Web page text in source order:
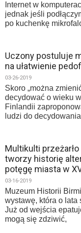
Internet w
jednak jeśli
po kuchenkę
Uczony postuluje
na ułatwienie
03-26-2019
Skoro „można
decydować o wieku
Finlandii
ludzi do
Multikulti
tworzy historię
potęgę miasta w
03-16-2019
Muzeum Historii
wystawę, która o lata
Już od wejścia
mogą się zdziwić,